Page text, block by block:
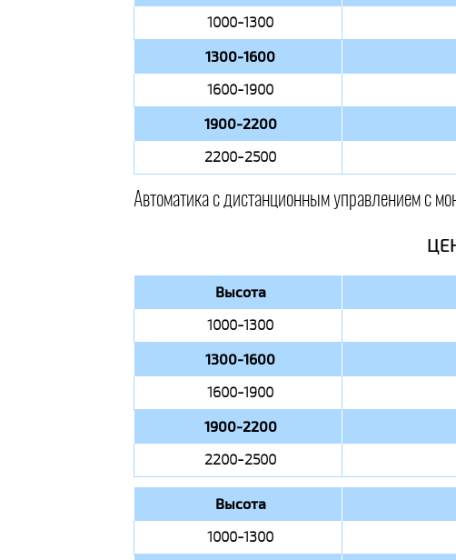
1000-1300
1300-1600
1600-1900
1900-2200
2200-2500
Автоматика с дистанционным управлением с
Высота
1000-1300
1300-1600
1600-1900
1900-2200
2200-2500
Высота
1000-1300